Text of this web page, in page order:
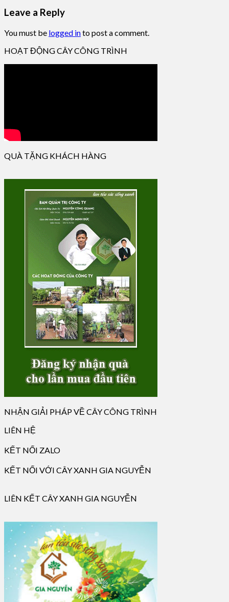
Leave a Reply
You must be logged into post a comment.
HOẠT ĐỘNG CÂY CÔNG TRÌNH
QUÀ TẶNG KHÁCH HÀNG
NHẬN GIẢI PHÁP VỀ CÂY CÔNG TRÌNH
LIÊN HỆ
KẾT NỐI ZALO
KẾT NỐI VỚI CÂY XANH GIA NGUYỄN
LIÊN KẾT CÂY XANH GIA NGUYỄN